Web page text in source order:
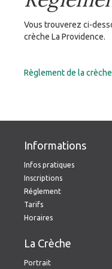
Vous trouverez ci-
crèche La Providence.
Règlement de la
Informations
Infos pratiques
Inscriptions
Réglement
Tarifs
Horaires
La Crèche
Portrait